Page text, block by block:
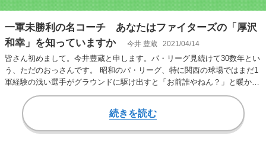
一軍未勝利の名コーチ あなたはファイターズの「厚沢
和幸」を知っていますか
今井 豊蔵 2021/04/14
皆さん初めまして。今井豊蔵と申します。パ・リーグ見続けて30数年とい
う、ただのおっさんです。 昭和のパ・リーグ、特に関西の球場ではまだ1
軍経験の浅い選手がグラウンドに駆け出すと「お前誰やねん？」と暖かく
もおっかない…
続きを読む